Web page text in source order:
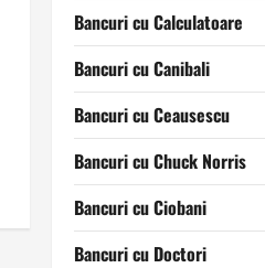
Bancuri cu Calculatoare
Bancuri cu Canibali
Bancuri cu Ceausescu
Bancuri cu Chuck Norris
Bancuri cu Ciobani
Bancuri cu Doctori